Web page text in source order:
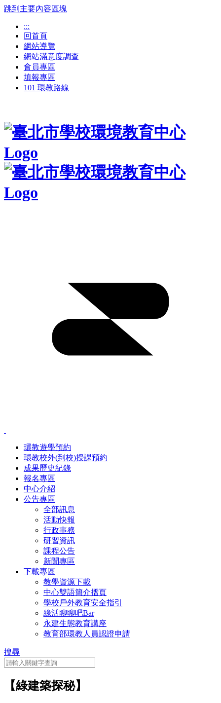
跳到主要內容區塊
:::
回首頁
網站導覽
網站滿意度調查
會員專區
填報專區
101 環教路線
環教遊學預約
環教校外(到校)授課預約
成果歷史紀錄
報名專區
中心介紹
公告專區
全部訊息
活動快報
行政事務
研習資訊
課程公告
新聞專區
下載專區
教學資源下載
中心雙語簡介摺頁
學校戶外教育安全指引
綠活聊聊吧Bar
永建生態教育講座
教育部環教人員認證申請
搜尋
【綠建築探秘】